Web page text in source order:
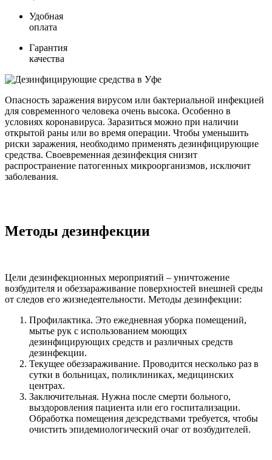
Удобная
оплата
Гарантия
качества
Опасность заражения вирусом или бактериальной инфекцией
для современного человека очень высока. Особенно в
условиях коронавируса. Заразиться можно при наличии
открытой раны или во время операции. Чтобы уменьшить
риски заражения, необходимо применять дезинфицирующие
средства. Своевременная дезинфекция снизит
распространение патогенных микроорганизмов, исключит
заболевания.
Методы дезинфекции
Цели дезинфекционных мероприятий – уничтожение
возбудителя и обеззараживание поверхностей внешней среды
от следов его жизнедеятельности. Методы дезинфекции:
Профилактика. Это ежедневная уборка помещений,
мытье рук с использованием моющих
дезинфицирующих средств и различных средств
дезинфекции.
Текущее обеззараживание. Проводится несколько раз в
сутки в больницах, поликлиниках, медицинских
центрах.
Заключительная. Нужна после смерти больного,
выздоровления пациента или его госпитализации.
Обработка помещения дезсредствами требуется, чтобы
очистить эпидемиологический очаг от возбудителей.